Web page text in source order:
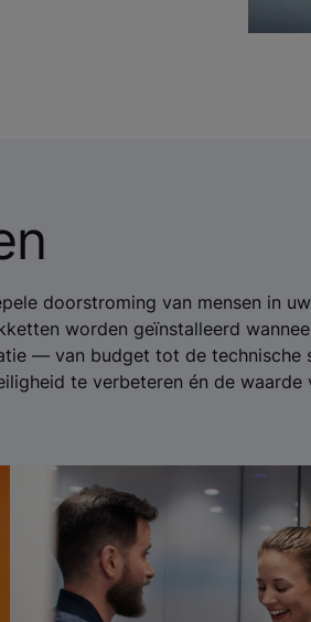
doorstroming van mensen in
worden geïnstalleerd
— van budget tot de
te verbeteren én de waarde